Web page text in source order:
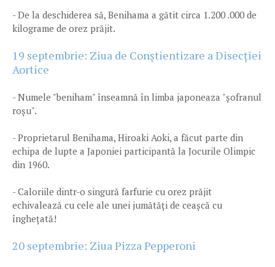
- De la deschiderea să, Benihama a gătit circa 1.200 .000 de
kilograme de orez prăjit.
19 septembrie: Ziua de Conștientizare a Disecției
Aortice
- Numele "beniham" înseamnă în limba japoneaza "șofranul
roșu".
- Proprietarul Benihama, Hiroaki Aoki, a făcut parte din
echipa de lupte a Japoniei participantă la Jocurile Olimpic
din 1960.
- Caloriile dintr-o singură farfurie cu orez prăjit
echivalează cu cele ale unei jumătăți de ceașcă cu
înghețată!
20 septembrie: Ziua Pizza Pepperoni